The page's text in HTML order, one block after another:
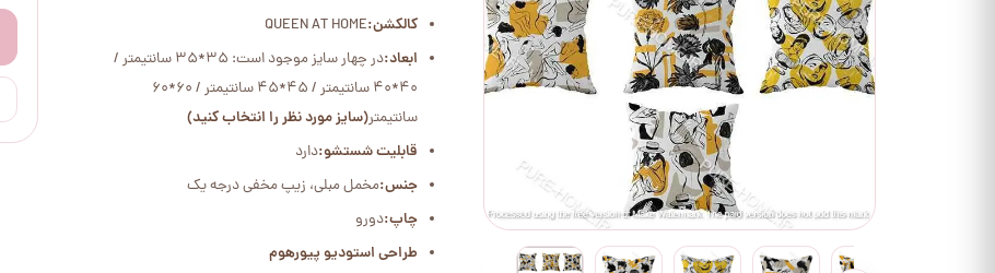
کالکشن:QUEEN AT HOME
ابعاد:
در چهار سایز موجود است: 35*35 سانتیمتر /
40*40 سانتیمتر / 45*45 سانتیمتر / 60*60
سانتیمتر(سایز مورد نظر را انتخاب کنید)
قابلیت شستشو:دارد
جنس:مخمل مبلی، زیپ مخفی درجه یک
چاپ:دورو
طراحی استودیو پیورهوم